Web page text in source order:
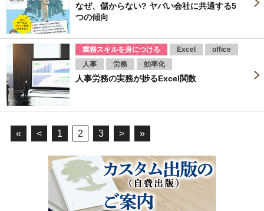
なぜ、儲からない? ヤバい会社に共通する5
つの傾向
業務スキルを身につける Excel
office
人事
労務 効率化
人事労務の実務が捗るExcel関数
« < 1 2 3 > »